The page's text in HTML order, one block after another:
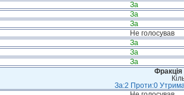
За
За
За
Не голосував
За
За
За
Фракція
За:2 Проти:0